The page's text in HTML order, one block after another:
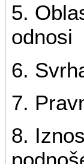
5.
odnosi
6.
7.
8.